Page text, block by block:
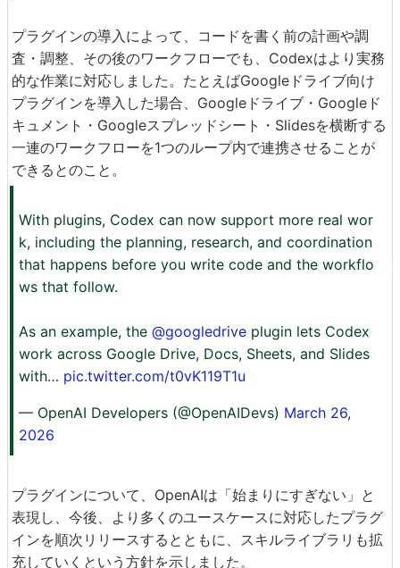
プラグインの導入によって、コードを書く前の計画や調
査・調整、その後のワークフローでも、Codexはより実務
的な作業に対応しました。たとえばGoogleドライブ向け
プラグインを導入した場合、Googleドライブ・Googleド
キュメント・Googleスプレッドシート・Slidesを横断する
一連のワークフローを1つのループ内で連携させることが
できるとのこと。
With plugins, Codex can now support more real wor
k, including the planning, research, and coordination
that happens before you write code and the workflo
ws that follow.
As an example, the @googledrive plugin lets Codex
work across Google Drive, Docs, Sheets, and Slides
with… pic.twitter.com/t0vK119T1u
— OpenAI Developers (@OpenAIDevs) March 26,
2026
プラグインについて、OpenAIは「始まりにすぎない」と
表現し、今後、より多くのユースケースに対応したプラグ
インを順次リリースするとともに、スキルライブラリも拡
充していくという方針を示しました。